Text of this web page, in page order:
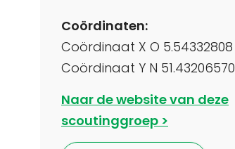
Coördinaten:
Coördinaat X O 5.54332808
Coördinaat Y N 51.43206570
Naar de website van deze
scoutinggroep